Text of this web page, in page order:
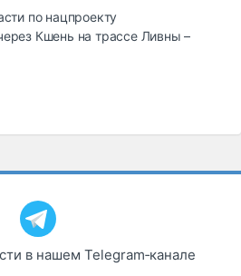
по нацпроекту
Кшень на трассе Ливны –
в нашем Telegram‑канале